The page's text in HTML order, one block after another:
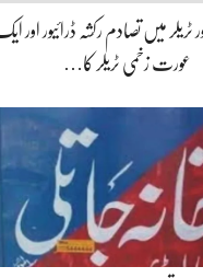
ٹریلر میں تصادم رکشہ ڈرائیور اور
عورت زخمی ٹریلر کا…